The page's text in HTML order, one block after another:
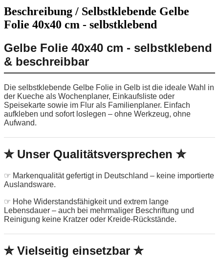
Beschreibung / Selbstklebende Gelbe
Folie 40x40 cm - selbstklebend
Gelbe Folie 40x40 cm - selbstklebend
& beschreibbar
Die selbstklebende Gelbe Folie in Gelb ist die ideale Wahl in
der Kueche als Wochenplaner, Einkaufsliste oder
Speisekarte sowie im Flur als Familienplaner. Einfach
aufkleben und sofort loslegen – ohne Werkzeug, ohne
Aufwand.
✮ Unser Qualitätsversprechen ✮
☞ Markenqualität gefertigt in Deutschland – keine importierte
Auslandsware.
☞ Hohe Widerstandsfähigkeit und extrem lange
Lebensdauer – auch bei mehrmaliger Beschriftung und
Reinigung keine Kratzer oder Kreide-Rückstände.
✮ Vielseitig einsetzbar ✮